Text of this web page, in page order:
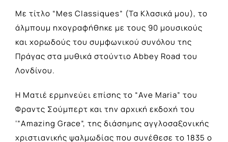
Με τίτλο “Mes Classiques” (Τα Κλασικά μου), το
άλμπουμ ηχογραφήθηκε με τους 90 μουσικούς
και χορωδούς του συμφωνικού συνόλου της
Πράγας στα μυθικά στούντιο Abbey Road του
Λονδίνου.
Η Ματιέ ερμηνεύει επίσης το “Ave Maria” του
Φραντς Σούμπερτ και την αρχική εκδοχή του
‘”Amazing Grace”, της διάσημης αγγλοσαξονικής
χριστιανικής ψαλμωδίας που συνέθεσε το 1835 ο